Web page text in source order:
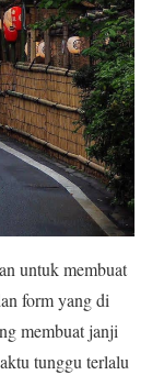
untuk membuat
form yang di
membuat janji
tunggu terlalu